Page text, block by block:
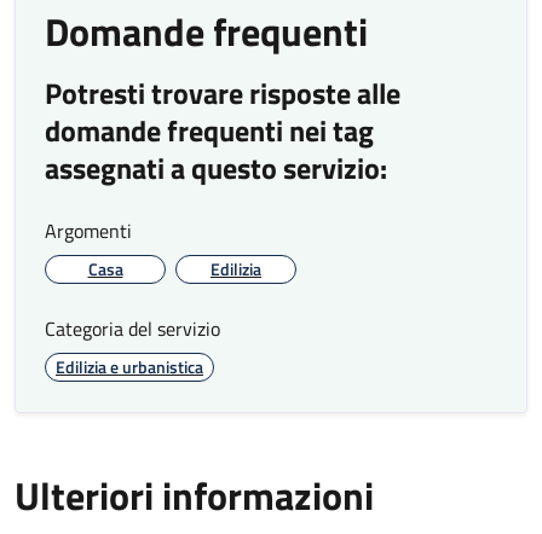
Domande frequenti
Potresti trovare risposte alle
domande frequenti nei tag
assegnati a questo servizio:
Argomenti
Casa Edilizia
Categoria del servizio
Edilizia e urbanistica
Ulteriori informazioni